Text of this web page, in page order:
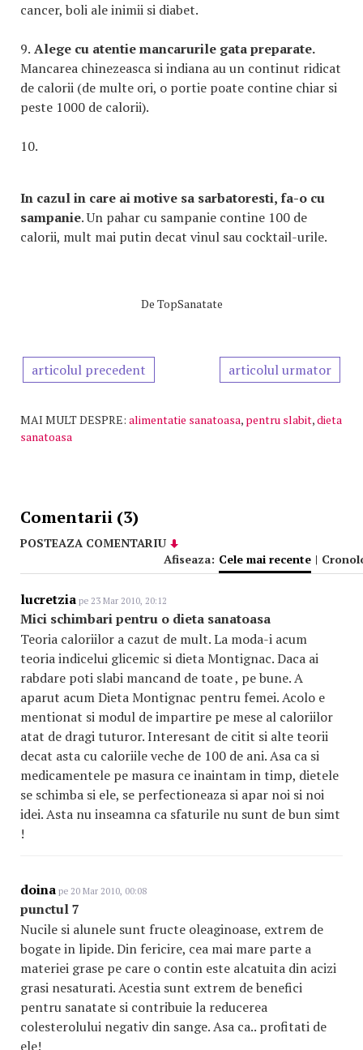
cancer, boli ale inimii si diabet.
9. Alege cu atentie mancarurile gata preparate.
Mancarea chinezeasca si indiana au un continut ridicat
de calorii (de multe ori, o portie poate contine chiar si
peste 1000 de calorii).
10.
In cazul in care ai motive sa sarbatoresti, fa-o cu
sampanie. Un pahar cu sampanie contine 100 de
calorii, mult mai putin decat vinul sau cocktail-urile.
De TopSanatate
articolul precedent articolul urmator
MAI MULT DESPRE: alimentatie sanatoasa, pentru slabit,dieta
sanatoasa
Comentarii (3)
POSTEAZA COMENTARIU
Afiseaza: Cele mai recente |
lucretzia pe 23 Mar 2010, 20:12
Mici schimbari pentru o dieta sanatoasa
Teoria caloriilor a cazut de mult. La moda-i acum
teoria indicelui glicemic si dieta Montignac. Daca ai
rabdare poti slabi mancand de toate , pe bune. A
aparut acum Dieta Montignac pentru femei. Acolo e
mentionat si modul de impartire pe mese al caloriilor
atat de dragi tuturor. Interesant de citit si alte teorii
decat asta cu caloriile veche de 100 de ani. Asa ca si
medicamentele pe masura ce inaintam in timp, dietele
se schimba si ele, se perfectioneaza si apar noi si noi
idei. Asta nu inseamna ca sfaturile nu sunt de bun simt
!
doina pe 20 Mar 2010, 00:08
punctul 7
Nucile si alunele sunt fructe oleaginoase, extrem de
bogate in lipide. Din fericire, cea mai mare parte a
materiei grase pe care o contin este alcatuita din acizi
grasi nesaturati. Acestia sunt extrem de benefici
pentru sanatate si contribuie la reducerea
colesterolului negativ din sange. Asa ca.. profitati de
ele!